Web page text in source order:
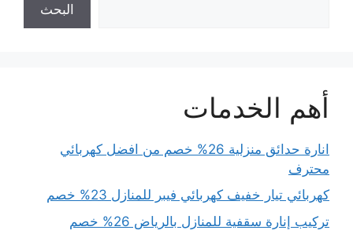
البحث
أهم الخدمات
انارة حدائق منزلية 26% خصم من افضل كهربائي
محترف
كهربائي تيار خفيف كهربائي فيبر للمنازل 23% خصم
تركيب إنارة سقفية للمنازل بالرياض 26% خصم